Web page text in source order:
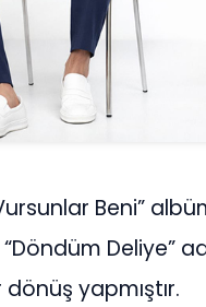
Beni”
Deliye”
yapmıştır.